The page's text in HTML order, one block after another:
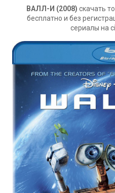
ВАЛЛ-И (2008) скачать
бесплатно и без
сериалы на